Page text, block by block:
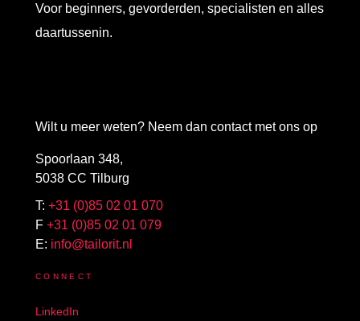
Wilt u meer weten? Neem dan contact met ons op
Spoorlaan 348,
5038 CC Tilburg
T: +31 (0)85 02 01 070
F +31 (0)85 02 01 079
E: info@tailorit.nl
CONNECT
LinkedIn
Voor beginners, gevorderden, specialisten en alles
daartussenin.